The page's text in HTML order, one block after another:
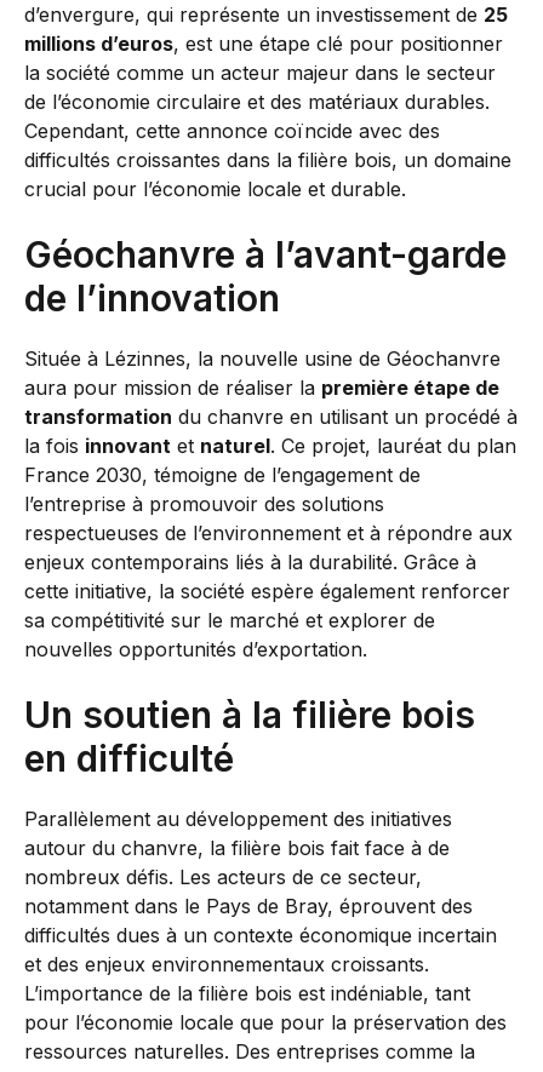
d’envergure, qui représente un investissement de 25
millions d’euros, est une étape clé pour positionner
la société comme un acteur majeur dans le secteur
de l’économie circulaire et des matériaux durables.
Cependant, cette annonce coïncide avec des
difficultés croissantes dans la filière bois, un domaine
crucial pour l’économie locale et durable.
Géochanvre à l’avant-garde
de l’innovation
Située à Lézinnes, la nouvelle usine de Géochanvre
aura pour mission de réaliser la première étape de
transformation du chanvre en utilisant un procédé à
la fois innovant et naturel. Ce projet, lauréat du plan
France 2030, témoigne de l’engagement de
l’entreprise à promouvoir des solutions
respectueuses de l’environnement et à répondre aux
enjeux contemporains liés à la durabilité. Grâce à
cette initiative, la société espère également renforcer
sa compétitivité sur le marché et explorer de
nouvelles opportunités d’exportation.
Un soutien à la filière bois
en difficulté
Parallèlement au développement des initiatives
autour du chanvre, la filière bois fait face à de
nombreux défis. Les acteurs de ce secteur,
notamment dans le Pays de Bray, éprouvent des
difficultés dues à un contexte économique incertain
et des enjeux environnementaux croissants.
L’importance de la filière bois est indéniable, tant
pour l’économie locale que pour la préservation des
ressources naturelles. Des entreprises comme la